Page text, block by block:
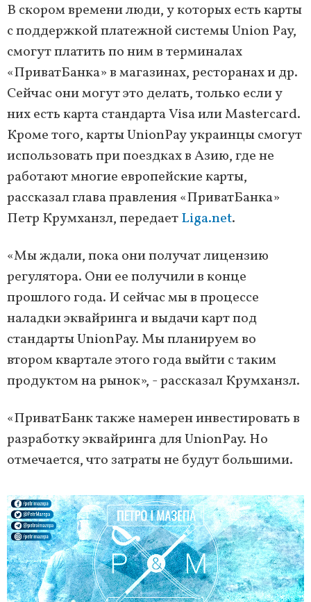
В скором времени люди, у которых есть карты
с поддержкой платежной системы Union Pay,
смогут платить по ним в терминалах
«ПриватБанка» в магазинах, ресторанах и др.
Сейчас они могут это делать, только если у
них есть карта стандарта Visa или Mastercard.
Кроме того, карты UnionPay украинцы смогут
использовать при поездках в Азию, где не
работают многие европейские карты,
рассказал глава правления «ПриватБанка»
Петр Крумханзл, передаетLiga.net.
«Мы ждали, пока они получат лицензию
регулятора. Они ее получили в конце
прошлого года. И сейчас мы в процессе
наладки эквайринга и выдачи карт под
стандарты UnionPay. Мы планируем во
втором квартале этого года выйти с таким
продуктом на рынок», - рассказал Крумханзл.
«ПриватБанк также намерен инвестировать в
разработку эквайринга для UnionPay. Но
отмечается, что затраты не будут большими.